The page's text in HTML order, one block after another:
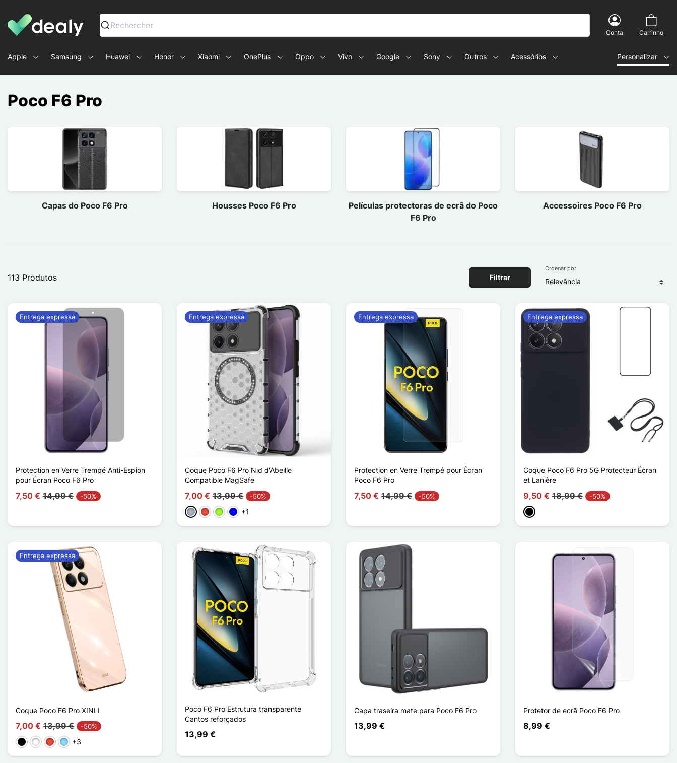
Dealy - Capas e acessórios para smartphones e tablets
Rechercher
Conta Carrinho
Apple Samsung Huawei Honor Xiaomi OnePlus Oppo Vivo Google Sony Outros Acessórios Personalizar
Poco F6 Pro
Capas do Poco F6 Pro Housses Poco F6 Pro
Películas protectoras de ecrã do Poco
F6 Pro
Accessoires Poco F6 Pro
113 Produtos Filtrar
Ordenar por
Protection en Verre Trempé Anti-Espion
pour Écran Poco F6 Pro
7,50 € 14,99 € -50%
Entrega expressa
Coque Poco F6 Pro Nid d'Abeille
Compatible MagSafe
7,00 € 13,99 € -50%
CinzentoVermelhoVerde maçã
Azul+1
Entrega expressa
Protection en Verre Trempé pour Écran
Poco F6 Pro
7,50 € 14,99 € -50%
Entrega expressa
Coque Poco F6 Pro 5G Protecteur Écran
et Lanière
9,50 € 18,99 € -50%
Preto
Entrega expressa
Coque Poco F6 Pro XINLI
7,00 € 13,99 € -50%
PretoBrancoVermelho
Azul Claro
+3
Entrega expressa
Poco F6 Pro Estrutura transparente
Cantos reforçados
13,99 €
Capa traseira mate para Poco F6 Pro
13,99 €
Protetor de ecrã Poco F6 Pro
8,99 €